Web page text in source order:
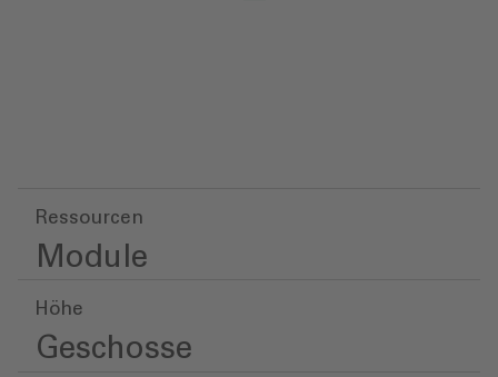
Ressourcen
Module
Höhe
Geschosse